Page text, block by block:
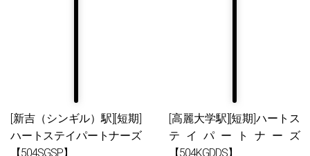
[新吉（シンギル）駅][短期]
ハートステイパートナーズ
【504SGSP】
[高麗大学駅][短期]ハートス
テイパートナーズ
【504KGDDS】